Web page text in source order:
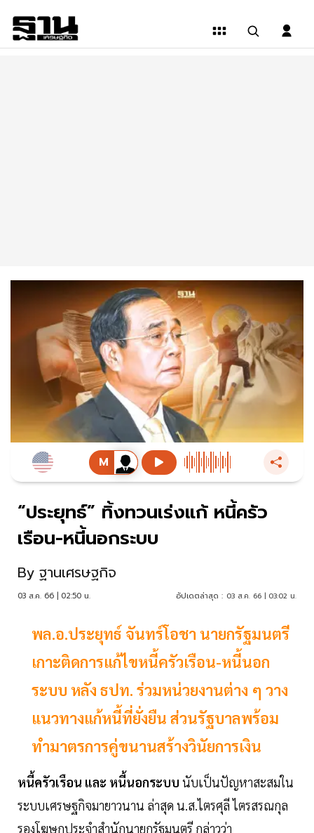
“ประยุทธ์” ทิ้งทวนเร่งแก้ หนี้ครัว
เรือน-หนี้นอกระบบ
By ฐานเศรษฐกิจ
03 ส.ค. 66 | 02:50 น. อัปเดตล่าสุด : 03 ส.ค. 66 | 03:02 น.
พล.อ.ประยุทธ์ จันทร์โอชา นายกรัฐมนตรี
เกาะติดการแก้ไขหนี้ครัวเรือน-หนี้นอก
ระบบ หลัง ธปท. ร่วมหน่วยงานต่าง ๆ วาง
แนวทางแก้หนี้ที่ยั่งยืน ส่วนรัฐบาลพร้อม
ทำมาตรการคู่ขนานสร้างวินัยการเงิน
หนี้ครัวเรือน และ หนี้นอกระบบ นับเป็นปัญหาสะสมใน
ระบบเศรษฐกิจมายาวนาน ล่าสุด น.ส.ไตรศุลี ไตรสรณกุล
รองโฆษกประจำสำนักนายกรัฐมนตรี กล่าวว่า